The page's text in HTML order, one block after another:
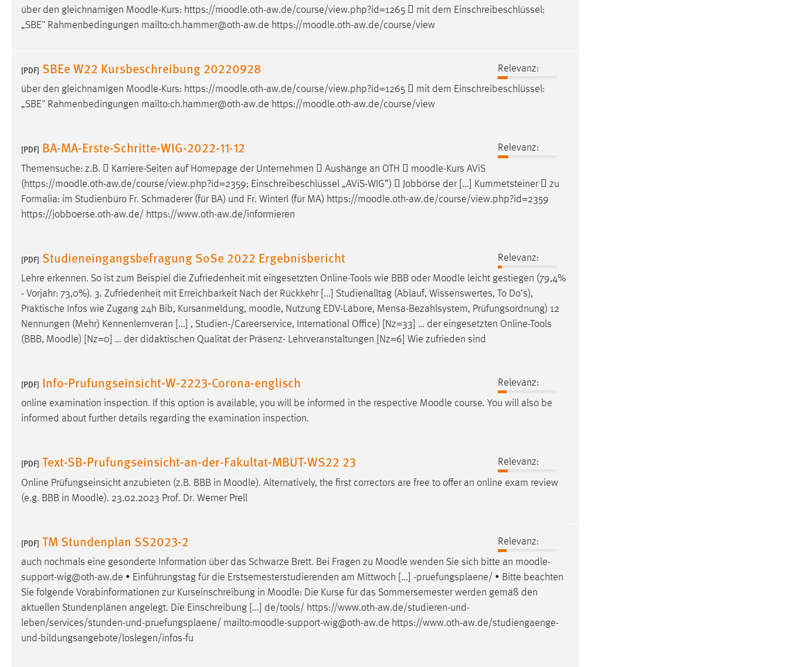
über den gleichnamigen Moodle-Kurs: https://moodle.oth-aw.de/course/view.php?id=1265  mit dem Einschreibeschlüssel:
„SBE" Rahmenbedingungen mailto:ch.hammer@oth-aw.de https://moodle.oth-aw.de/course/view
[PDF] SBEe W22 Kursbeschreibung 20220928
Relevanz:
über den gleichnamigen Moodle-Kurs: https://moodle.oth-aw.de/course/view.php?id=1265  mit dem Einschreibeschlüssel:
„SBE" Rahmenbedingungen mailto:ch.hammer@oth-aw.de https://moodle.oth-aw.de/course/view
[PDF] BA-MA-Erste-Schritte-WIG-2022-11-12
Relevanz:
Themensuche: z.B.  Karriere-Seiten auf Homepage der Unternehmen  Aushänge an OTH  moodle-Kurs AViS
(https://moodle.oth-aw.de/course/view.php?id=2359; Einschreibeschlüssel „AViS-WIG“)  Jobbörse der [...] Kummetsteiner  zu
Formalia: im Studienbüro Fr. Schmaderer (für BA) und Fr. Winterl (für MA) https://moodle.oth-aw.de/course/view.php?id=2359
https://jobboerse.oth-aw.de/ https://www.oth-aw.de/informieren
[PDF] Studieneingangsbefragung SoSe 2022 Ergebnisbericht
Relevanz:
Lehre erkennen. So ist zum Beispiel die Zufriedenheit mit eingesetzten Online-Tools wie BBB oder Moodle leicht gestiegen (79,4%
- Vorjahr: 73,0%). 3. Zufriedenheit mit Erreichbarkeit Nach der Rückkehr [...] Studienalltag (Ablauf, Wissenswertes, To Do‘s),
Praktische Infos wie Zugang 24h Bib, Kursanmeldung, moodle, Nutzung EDV-Labore, Mensa-Bezahlsystem, Prüfungsordnung) 12
Nennungen (Mehr) Kennenlernveran [...] , Studien-/Careerservice, International Office) [Nz=33] … der eingesetzten Online-Tools
(BBB, Moodle) [Nz=0] … der didaktischen Qualität der Präsenz- Lehrveranstaltungen [Nz=6] Wie zufrieden sind
[PDF] Info-Prufungseinsicht-W-2223-Corona-englisch
Relevanz:
online examination inspection. If this option is available, you will be informed in the respective Moodle course. You will also be
informed about further details regarding the examination inspection.
[PDF] Text-SB-Prufungseinsicht-an-der-Fakultat-MBUT-WS22 23
Relevanz:
Online Prüfungseinsicht anzubieten (z.B. BBB in Moodle). Alternatively, the first correctors are free to offer an online exam review
(e.g. BBB in Moodle). 23.02.2023 Prof. Dr. Werner Prell
[PDF] TM Stundenplan SS2023-2
Relevanz:
auch nochmals eine gesonderte Information über das Schwarze Brett. Bei Fragen zu Moodle wenden Sie sich bitte an moodle-
support-wig@oth-aw.de • Einführungstag für die Erstsemesterstudierenden am Mittwoch [...] -pruefungsplaene/ • Bitte beachten
Sie folgende Vorabinformationen zur Kurseinschreibung in Moodle: Die Kurse für das Sommersemester werden gemäß den
aktuellen Stundenplänen angelegt. Die Einschreibung [...] de/tools/ https://www.oth-aw.de/studieren-und-
leben/services/stunden-und-pruefungsplaene/ mailto:moodle-support-wig@oth-aw.de https://www.oth-aw.de/studiengaenge-
und-bildungsangebote/loslegen/infos-fu
Anbieter: Facebook
EXTERNE MEDIEN
externen Medien Cookies gesetzt.
YouTube
Vimeo